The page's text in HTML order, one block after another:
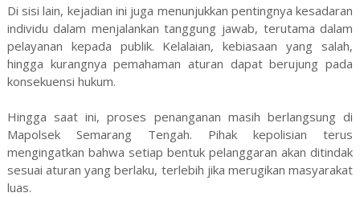
Di sisi lain, kejadian ini juga menunjukkan pentingnya kesadaran
individu dalam menjalankan tanggung jawab, terutama dalam
pelayanan kepada publik. Kelalaian, kebiasaan yang salah,
hingga kurangnya pemahaman aturan dapat berujung pada
konsekuensi hukum.
Hingga saat ini, proses penanganan masih berlangsung di
Mapolsek Semarang Tengah. Pihak kepolisian terus
mengingatkan bahwa setiap bentuk pelanggaran akan ditindak
sesuai aturan yang berlaku, terlebih jika merugikan masyarakat
luas.